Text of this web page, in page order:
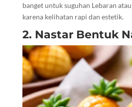
banget untuk suguhan Lebaran
karena kelihatan rapi dan estetik.
2. Nastar Bentuk